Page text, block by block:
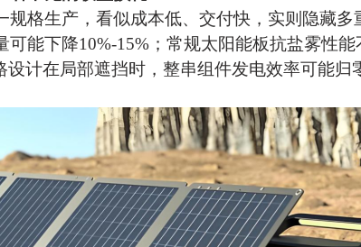
规格生产，看似成本低、交付快，实则隐藏
可能下降10%-15%；常规太阳能板抗盐雾性能
设计在局部遮挡时，整串组件发电效率可能